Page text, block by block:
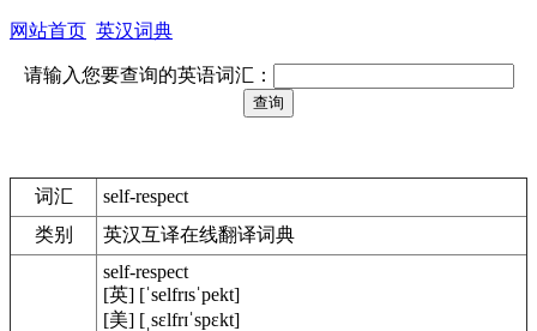
网站首页 英汉词典
请输入您要查询的英语词汇：
词汇
self-respect
类别
英汉互译在线翻译词典
self-respect
[英] [ˈselfrɪsˈpekt]
[美] [ˌsɛlfrɪˈspɛkt]